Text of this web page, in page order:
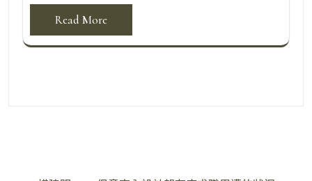
Read More